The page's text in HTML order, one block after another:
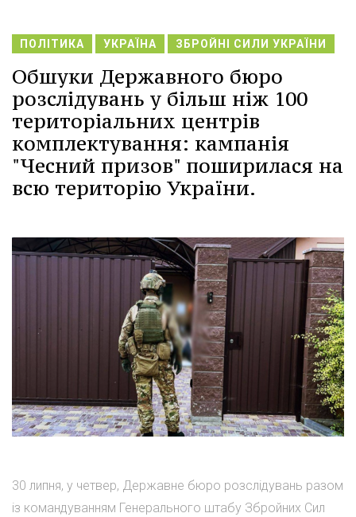
ПОЛІТИКА УКРАЇНА ЗБРОЙНІ СИЛИ УКРАЇНИ
Обшуки Державного бюро
розслідувань у більш ніж 100
територіальних центрів
комплектування: кампанія
"Чесний призов" поширилася на
всю територію України.
30 липня, у четвер, Державне бюро розслідувань разом
із командуванням Генерального штабу Збройних Сил